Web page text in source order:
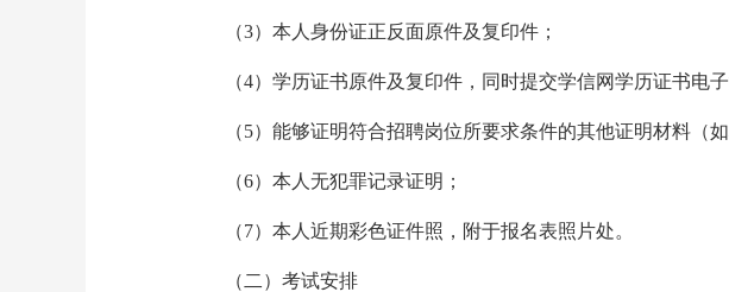
（3）本人身份证正反面原件及复印件；
（4）学历证书原件及复印件，同时提交学信网学历证书电子
（5）能够证明符合招聘岗位所要求条件的其他证明材料（如
（6）本人无犯罪记录证明；
（7）本人近期彩色证件照，附于报名表照片处。
（二）考试安排